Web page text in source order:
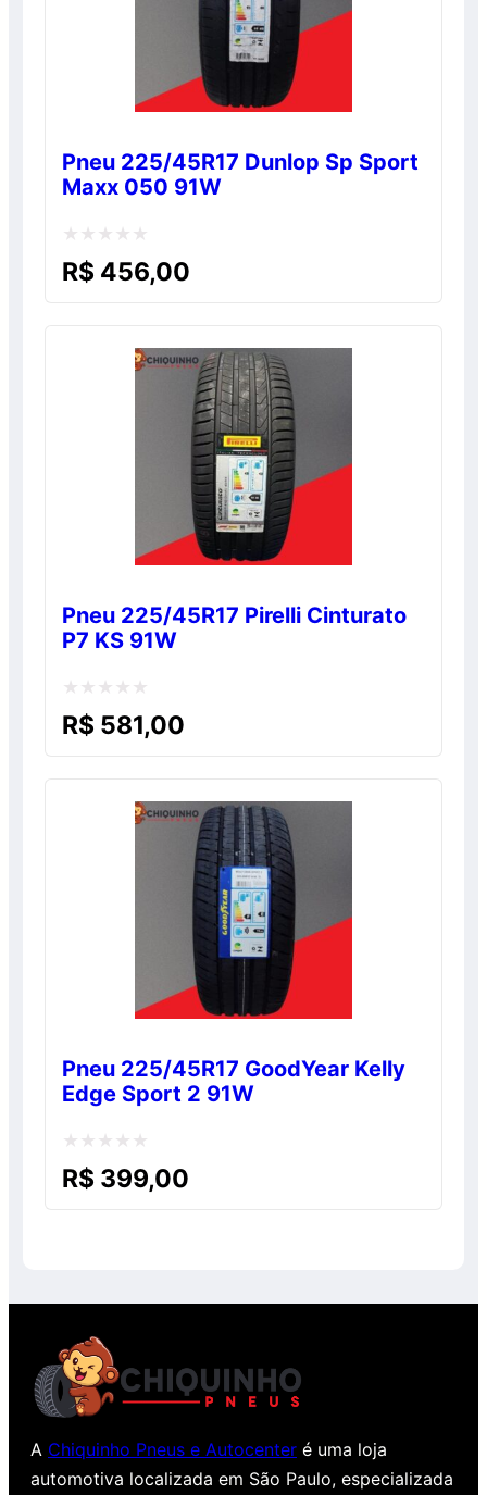
Pneu 225/45R17 Dunlop Sp Sport
Maxx 050 91W
Avaliação
R$ 456,00
Pneu 225/45R17 Pirelli Cinturato
P7 KS 91W
Avaliação
R$ 581,00
Pneu 225/45R17 GoodYear Kelly
Edge Sport 2 91W
Avaliação
R$ 399,00
A Chiquinho Pneus e Autocenter é uma loja
automotiva localizada em São Paulo, especializada